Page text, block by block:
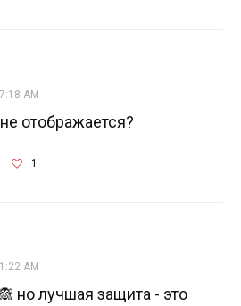
AM
отображается?
1
AM
но лучшая защита - это